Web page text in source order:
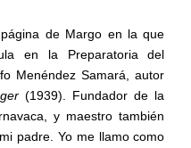
de Margo en la que
en la Preparatoria del
Menéndez Samará, autor
(1939). Fundador de la
y maestro también
padre. Yo me llamo como